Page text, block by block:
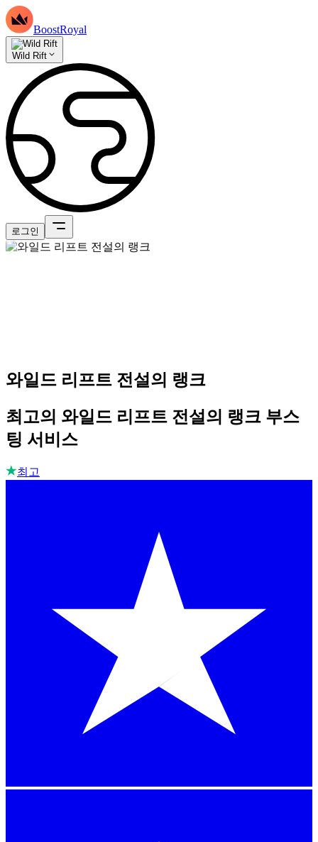
BoostRoyal
Wild Rift
로그인
와일드 리프트 전설의 랭크
최고의 와일드 리프트 전설의 랭크 부스
팅 서비스
최고